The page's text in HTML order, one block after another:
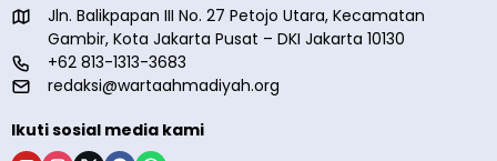
Jln. Balikpapan III No. 27 Petojo Utara, Kecamatan
Gambir, Kota Jakarta Pusat – DKI Jakarta 10130
+62 813-1313-3683
redaksi@wartaahmadiyah.org
Ikuti sosial media kami